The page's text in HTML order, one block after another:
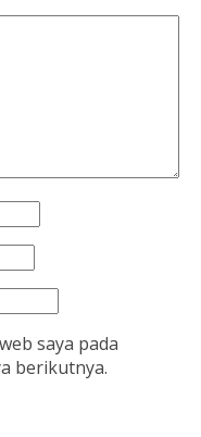
saya pada
berikutnya.